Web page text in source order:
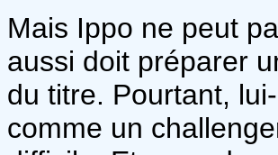
Mais Ippo ne peut
aussi doit préparer
du titre. Pourtant,
comme un